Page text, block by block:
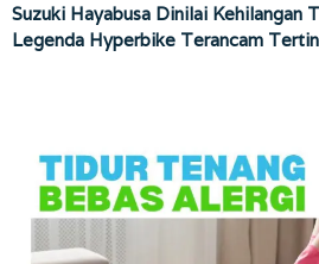
Suzuki Hayabusa Dinilai Kehilangan
Legenda Hyperbike Terancam